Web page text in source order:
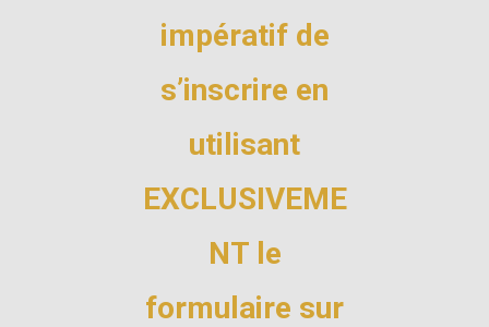
impératif de
s’inscrire en
utilisant
EXCLUSIVEME
NT le
formulaire sur